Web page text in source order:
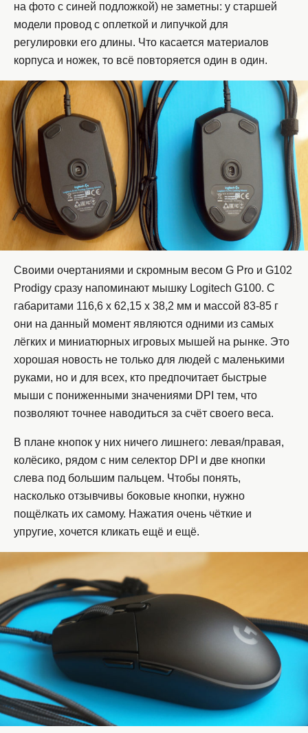
на фото с синей подложкой) не заметны: у старшей
модели провод с оплеткой и липучкой для
регулировки его длины. Что касается материалов
корпуса и ножек, то всё повторяется один в один.
Своими очертаниями и скромным весом G Pro и G102
Prodigy сразу напоминают мышку Logitech G100. С
габаритами 116,6 х 62,15 х 38,2 мм и массой 83-85 г
они на данный момент являются одними из самых
лёгких и миниатюрных игровых мышей на рынке. Это
хорошая новость не только для людей с маленькими
руками, но и для всех, кто предпочитает быстрые
мыши с пониженными значениями DPI тем, что
позволяют точнее наводиться за счёт своего веса.
В плане кнопок у них ничего лишнего: левая/правая,
колёсико, рядом с ним селектор DPI и две кнопки
слева под большим пальцем. Чтобы понять,
насколько отзывчивы боковые кнопки, нужно
пощёлкать их самому. Нажатия очень чёткие и
упругие, хочется кликать ещё и ещё.